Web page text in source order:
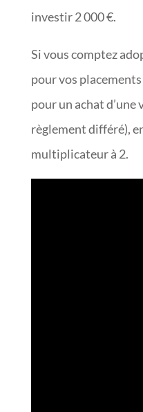
investir 2 000 €.
Si vous comptez
pour vos
pour un achat d’une
règlement différé),
multiplicateur à 2.